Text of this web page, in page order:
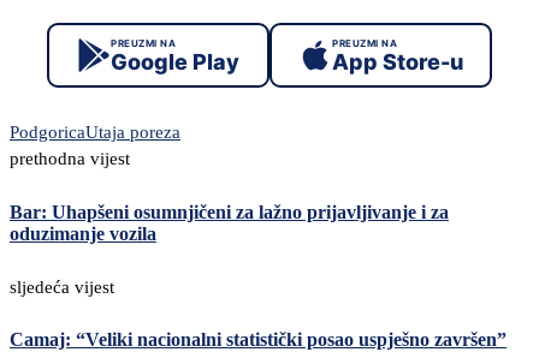
PREUZMI NA
Google Play
PREUZMI NA
App Store-u
PodgoricaUtaja poreza
prethodna vijest
Bar: Uhapšeni osumnjičeni za lažno prijavljivanje i za
oduzimanje vozila
sljedeća vijest
Camaj: “Veliki nacionalni statistički posao uspješno završen”